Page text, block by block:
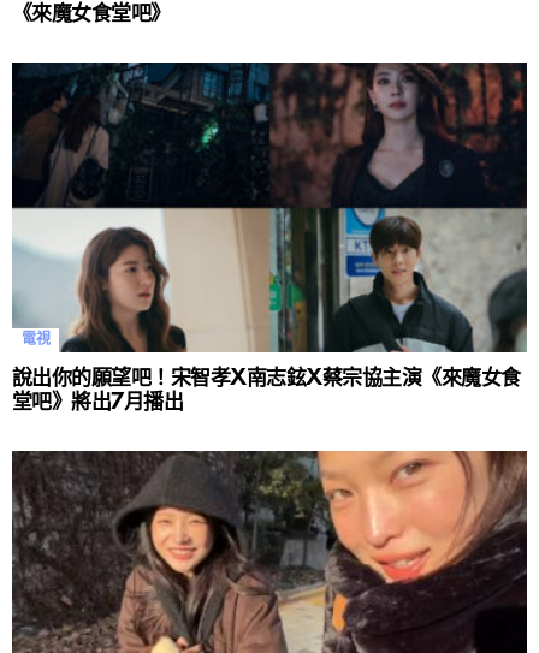
《來魔女食堂吧》
電視
說出你的願望吧！宋智孝X南志鉉X蔡宗協主演《來魔女食
堂吧》將出7月播出